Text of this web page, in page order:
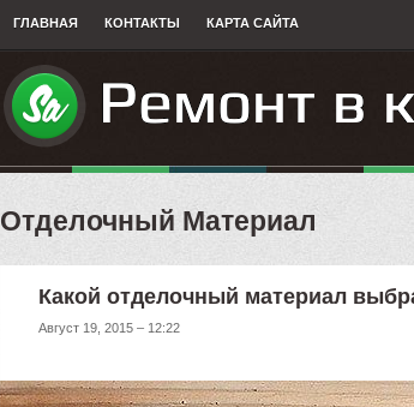
ГЛАВНАЯ КОНТАКТЫ КАРТА САЙТА
Отделочный Материал
Какой отделочный материал
Август 19, 2015 – 12:22